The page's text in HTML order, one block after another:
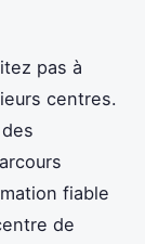
pas à
centres.
fiable
de